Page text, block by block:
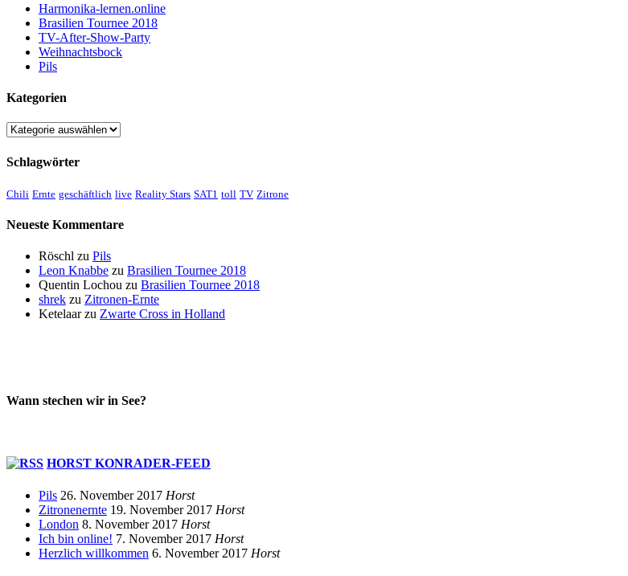
Harmonika-lernen.online
Brasilien Tournee 2018
TV-After-Show-Party
Weihnachtsbock
Pils
Kategorien
Kategorien
Schlagwörter
Chili Ernte geschäftlich live Reality Stars SAT1 toll TV Zitrone
Neueste Kommentare
Röschl zu Pils
Leon Knabbe zu Brasilien Tournee 2018
Quentin Lochou zu Brasilien Tournee 2018
shrek zu Zitronen-Ernte
Ketelaarzu Zwarte Cross in Holland
Wann stechen wir in See?
HORST KONRADER-FEED
Pils 26. November 2017 Horst
Zitronenernte 19. November 2017 Horst
London 8. November 2017 Horst
Ich bin online! 7. November 2017 Horst
Herzlich willkommen 6. November 2017 Horst